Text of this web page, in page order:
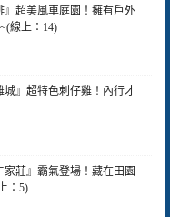
』超美風車庭園！擁有戶外
線上：14)
城』超特色刺仔雞！內行才
家莊』霸氣登場！藏在田園
：5)